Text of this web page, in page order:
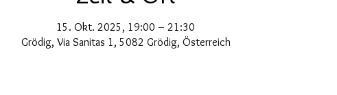
15. Okt. 2025, 19:00 – 21:30
Grödig, Via Sanitas 1, 5082 Grödig, Österreich